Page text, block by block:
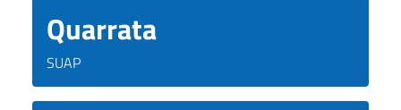
Quarrata
SUAP